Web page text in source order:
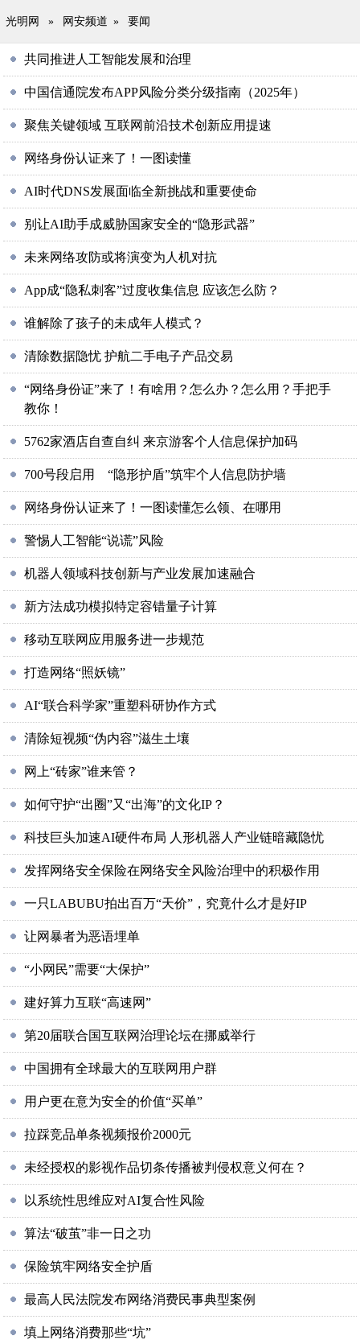
光明网 » 网安频道 » 要闻
共同推进人工智能发展和治理
中国信通院发布APP风险分类分级指南（2025年）
聚焦关键领域 互联网前沿技术创新应用提速
网络身份认证来了！一图读懂
AI时代DNS发展面临全新挑战和重要使命
别让AI助手成威胁国家安全的“隐形武器”
未来网络攻防或将演变为人机对抗
App成“隐私刺客”过度收集信息 应该怎么防？
谁解除了孩子的未成年人模式？
清除数据隐忧 护航二手电子产品交易
“网络身份证”来了！有啥用？怎么办？怎么用？手把手
教你！
5762家酒店自查自纠 来京游客个人信息保护加码
700号段启用 “隐形护盾”筑牢个人信息防护墙
网络身份认证来了！一图读懂怎么领、在哪用
警惕人工智能“说谎”风险
机器人领域科技创新与产业发展加速融合
新方法成功模拟特定容错量子计算
移动互联网应用服务进一步规范
打造网络“照妖镜”
AI“联合科学家”重塑科研协作方式
清除短视频“伪内容”滋生土壤
网上“砖家”谁来管？
如何守护“出圈”又“出海”的文化IP？
科技巨头加速AI硬件布局 人形机器人产业链暗藏隐忧
发挥网络安全保险在网络安全风险治理中的积极作用
一只LABUBU拍出百万“天价”，究竟什么才是好IP
让网暴者为恶语埋单
“小网民”需要“大保护”
建好算力互联“高速网”
第20届联合国互联网治理论坛在挪威举行
中国拥有全球最大的互联网用户群
用户更在意为安全的价值“买单”
拉踩竞品单条视频报价2000元
未经授权的影视作品切条传播被判侵权意义何在？
以系统性思维应对AI复合性风险
算法“破茧”非一日之功
保险筑牢网络安全护盾
最高人民法院发布网络消费民事典型案例
填上网络消费那些“坑”